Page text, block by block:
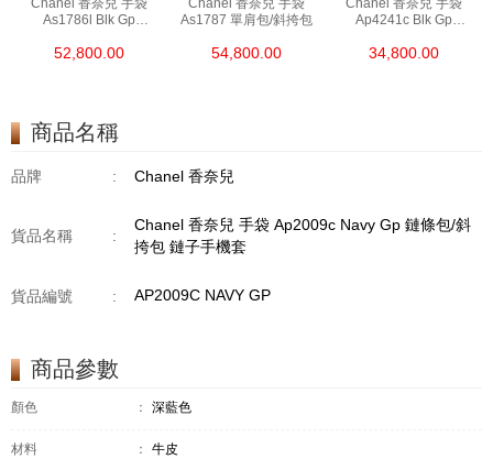
Chanel 香奈兒 手袋
As1786l Blk Gp
52,800.00
Chanel 香奈兒 手袋
As1787 單肩包/斜挎包
54,800.00
Chanel 香奈兒 手袋
Ap4241c Blk Gp
34,800.00
商品名稱
品牌 : Chanel 香奈兒
貨品名稱 :
Chanel 香奈兒 手袋 Ap2009c Navy Gp 鏈條包/斜
挎包 鏈子手機套
貨品編號 : AP2009C NAVY GP
商品參數
顏色 ： 深藍色
材料 ： 牛皮